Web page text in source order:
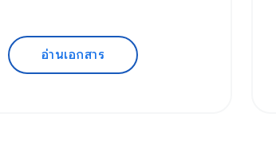
อ่านเอกสาร